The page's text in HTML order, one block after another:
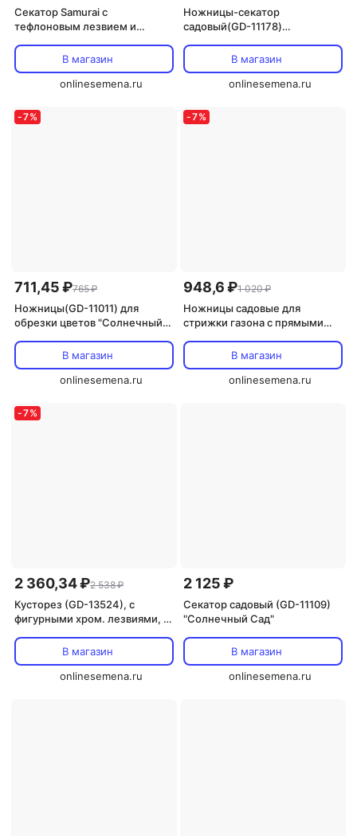
Секатор Samurai с
тефлоновым лезвием и
зачистки (IPSMF-46TP)
В магазин
onlinesemena.ru
Ножницы-секатор
садовый(GD-11178)
В магазин
onlinesemena.ru
-7%
711,45 ₽765 ₽
Ножницы(GD-11011) для
обрезки цветов "Солнечный
В магазин
onlinesemena.ru
-7%
948,6 ₽1 020 ₽
Ножницы садовые для
стрижки газона с прямыми
"Солнечный Сад"
В магазин
onlinesemena.ru
-7%
2 360,34 ₽2 538 ₽
Кусторез (GD-13524), с
фигурными хром. лезвиями, с
В магазин
onlinesemena.ru
2 125 ₽
Секатор садовый (GD-11109)
"Солнечный Сад"
В магазин
onlinesemena.ru